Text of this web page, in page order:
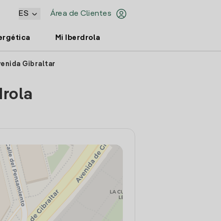
Área de Clientes
ES
Mi Iberdrola
Gibraltar